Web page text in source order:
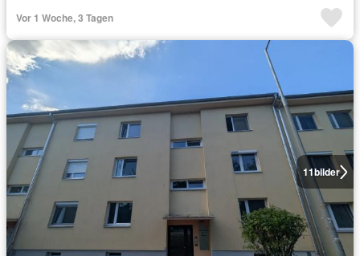
Vor 1 Woche, 3 Tagen
11bilder